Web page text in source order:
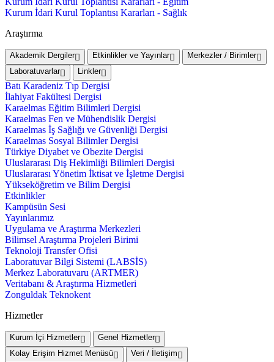
Kurum İdari Kurul Toplantısı Kararları - Sağlık
Araştırma
Akademik Dergiler Etkinlikler ve Yayınlar
Merkezler / Birimler
Laboratuvarlar
Linkler
Batı Karadeniz Tıp Dergisi
İlahiyat Fakültesi Dergisi
Karaelmas Eğitim Bilimleri Dergisi
Karaelmas Fen ve Mühendislik Dergisi
Karaelmas İş Sağlığı ve Güvenliği Dergisi
Karaelmas Sosyal Bilimler Dergisi
Türkiye Diyabet ve Obezite Dergisi
Uluslararası Diş Hekimliği Bilimleri Dergisi
Uluslararası Yönetim İktisat ve İşletme Dergisi
Yükseköğretim ve Bilim Dergisi
Etkinlikler
Kampüsün Sesi
Yayınlarımız
Uygulama ve Araştırma Merkezleri
Bilimsel Araştırma Projeleri Birimi
Teknoloji Transfer Ofisi
Laboratuvar Bilgi Sistemi (LABSİS)
Merkez Laboratuvaru (ARTMER)
Veritabanı & Araştırma Hizmetleri
Zonguldak Teknokent
Hizmetler
Kurum İçi Hizmetler
Genel Hizmetler
Kolay Erişim Hizmet Menüsü
Veri / İletişim